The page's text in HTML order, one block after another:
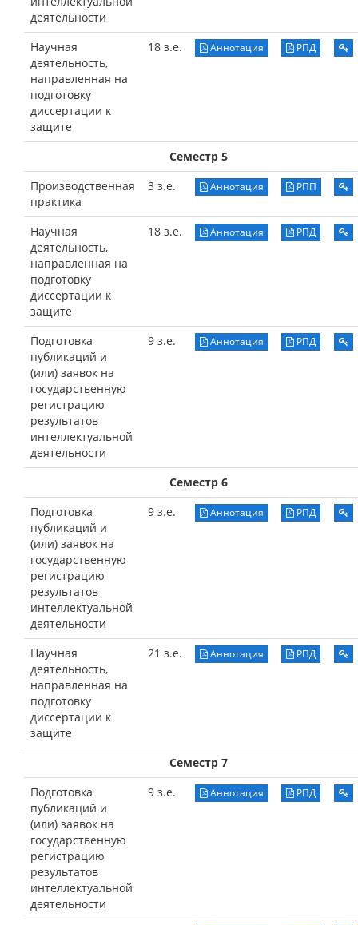
деятельности
Научная
деятельность,
направленная на
подготовку
диссертации к
защите
18 з.е. Аннотация РПД
Семестр 5
Производственная
практика
3 з.е. Аннотация РПП
Научная
деятельность,
направленная на
подготовку
диссертации к
защите
18 з.е. Аннотация РПД
Подготовка
публикаций и
(или) заявок на
государственную
регистрацию
результатов
интеллектуальной
деятельности
9 з.е. Аннотация РПД
Семестр 6
Подготовка
публикаций и
(или) заявок на
государственную
регистрацию
результатов
интеллектуальной
деятельности
9 з.е. Аннотация РПД
Научная
деятельность,
направленная на
подготовку
диссертации к
защите
21 з.е. Аннотация РПД
Семестр 7
Подготовка
публикаций и
(или) заявок на
государственную
регистрацию
результатов
интеллектуальной
деятельности
9 з.е. Аннотация РПД